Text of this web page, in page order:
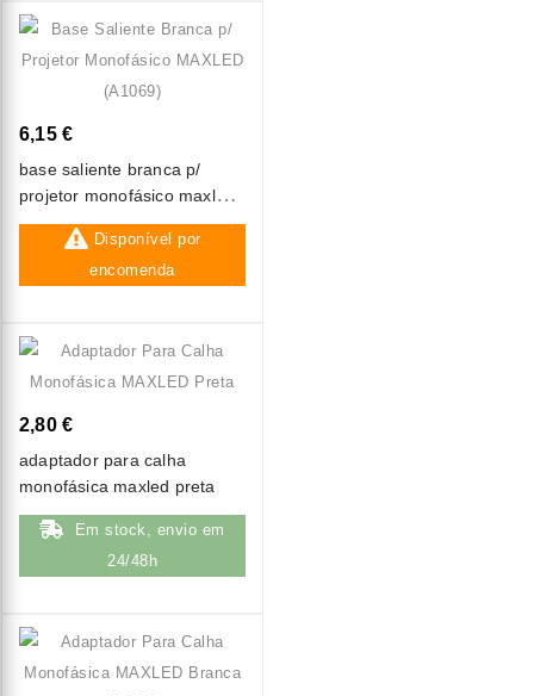
6,15 €
base saliente branca p/
projetor monofásico maxled
(a1069)
Disponível por
encomenda
2,80 €
adaptador para calha
monofásica maxled preta
Em stock, envio em
24/48h